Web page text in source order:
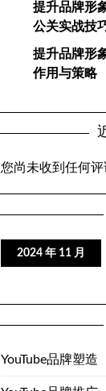
提升品牌形
公关实战技
提升品牌形
作用与策略
您尚未收到任何评
2024 年 11 月
YouTube品牌塑造